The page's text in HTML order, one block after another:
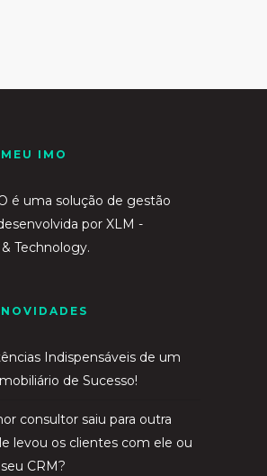
IMO
é uma solução de gestão
por XLM -
Technology.
Indispensáveis de um
de Sucesso!
consultor saiu para outra
levou os clientes com ele ou
CRM?